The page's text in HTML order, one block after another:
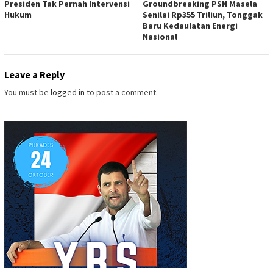
Presiden Tak Pernah Intervensi
Hukum
Groundbreaking PSN Masela
Senilai Rp355 Triliun, Tonggak
Baru Kedaulatan Energi
Nasional
Leave a Reply
You must be logged in to post a comment.